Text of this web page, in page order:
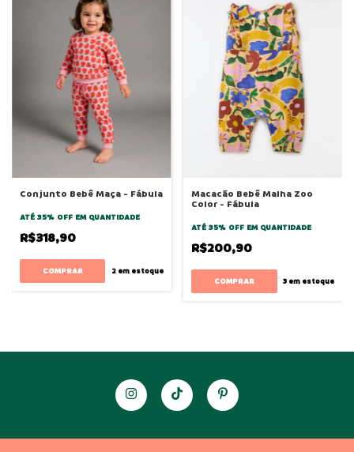
Conjunto Bebê Maça - Fábula
ATÉ 35% OFF EM QUANTIDADE
R$318,90
COMPRAR 2em estoque
Macacão Bebê Malha Zoo
Color - Fábula
ATÉ 35% OFF EM QUANTIDADE
R$200,90
COMPRAR 3 em estoque